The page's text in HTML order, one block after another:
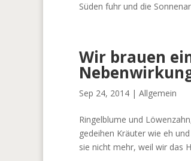
Süden fuhr und die
Wir brauen
Sep 24, 2014 | Allgemein
Ringelblume und
gedeihen Kräuter wie eh
sie nicht mehr, weil wir das